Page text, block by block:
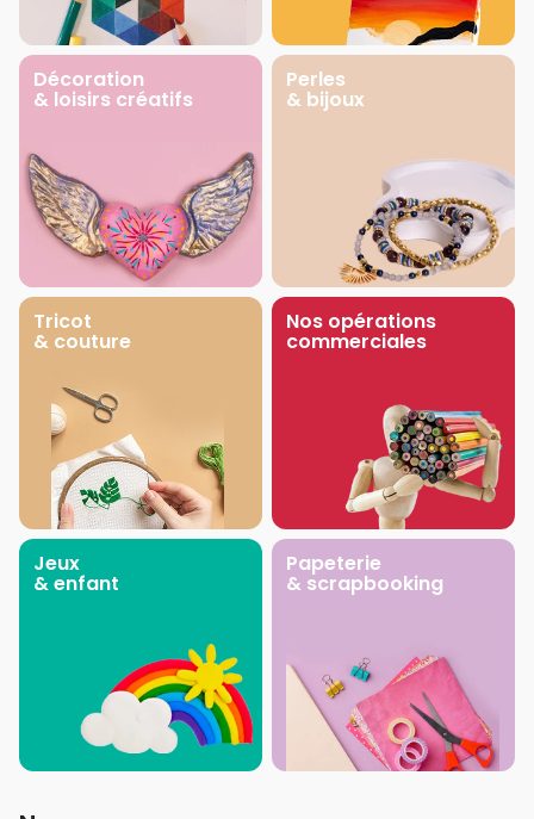
Décoration
& loisirs créatifs
Perles
& bijoux
Tricot
& couture
Nos opérations
commerciales
Jeux
& enfant
Papeterie
& scrapbooking